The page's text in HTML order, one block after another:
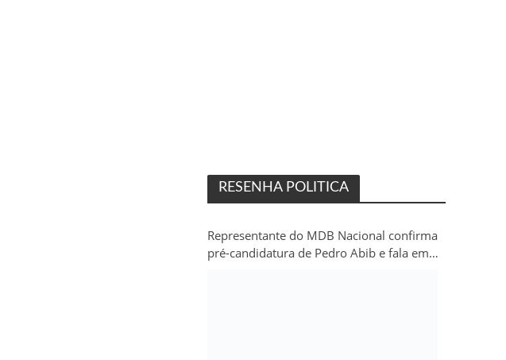
RESENHA POLITICA
Representante do MDB Nacional confirma
pré-candidatura de Pedro Abib e fala em